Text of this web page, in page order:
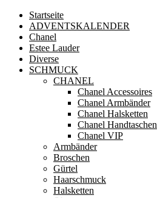
Startseite
ADVENTSKALENDER
Chanel
Estee Lauder
Diverse
SCHMUCK
CHANEL
Chanel Accessoires
Chanel Armbänder
Chanel Halsketten
Chanel Handtaschen
Chanel VIP
Armbänder
Broschen
Gürtel
Haarschmuck
Halsketten